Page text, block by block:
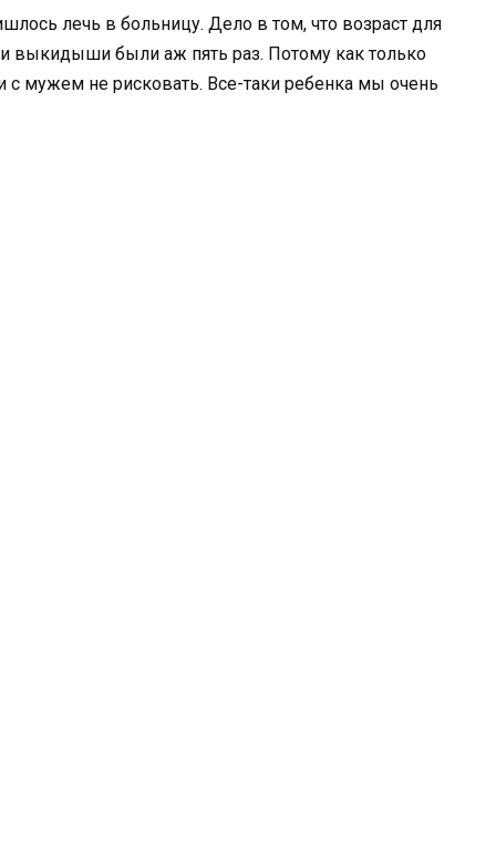
лечь в больницу. Дело в том, что возраст для
выкидыши были аж пять раз. Потому как только
мужем не рисковать. Все-таки ребенка мы очень